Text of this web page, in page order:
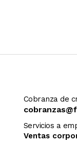
Cobranza de
Servicios a
Ventas